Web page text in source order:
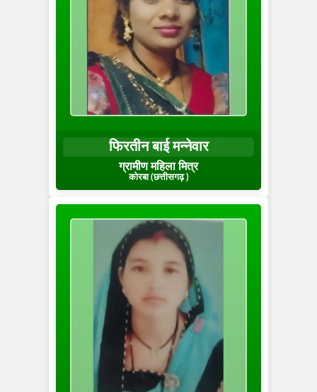
फिरतीन बाई मन्नेवार
ग्रामीण महिला मित्र
कोरबा (छत्तीसगढ़ )